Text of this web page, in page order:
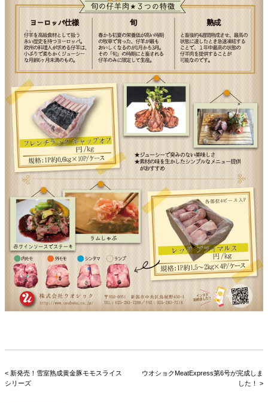
< 新発売！雪室熟成黄金豚モモスライス
シリーズ
ウオショクMeatExpress第6号が完成しま
した！ >